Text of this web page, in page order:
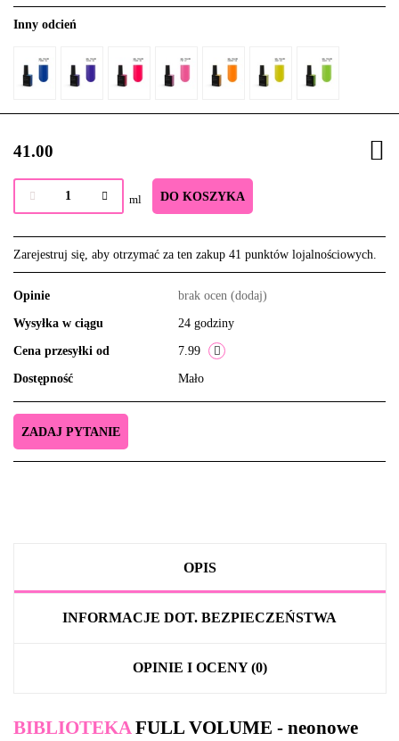
Inny odcień
41.00
ml DO KOSZYKA
Zarejestruj się, aby otrzymać za ten zakup 41 punktów lojalnościowych.
Opinie brak ocen (dodaj)
Wysyłka w ciągu 24 godziny
Cena przesyłki od 7.99
Dostępność Mało
ZADAJ PYTANIE
OPIS
INFORMACJE DOT. BEZPIECZEŃSTWA
OPINIE I OCENY (0)
BIBLIOTEKA FULL VOLUME - neonowe